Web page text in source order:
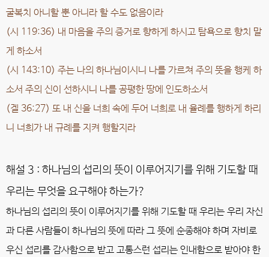
굴복치 아니할 뿐 아니라 할 수도 없음이라
(시 119:36) 내 마음을 주의 증거로 향하게 하시고 탐욕으로 향치 말
게 하소서
(시 143:10) 주는 나의 하나님이시니 나를 가르쳐 주의 뜻을 행케 하
소서 주의 신이 선하시니 나를 공평한 땅에 인도하소서
(겔 36:27) 또 내 신을 너희 속에 두어 너희로 내 율례를 행하게 하리
니 너희가 내 규례를 지켜 행할지라
해설 3 : 하나님의 섭리의 뜻이 이루어지기를 위해 기도할 때
우리는 무엇을 요구해야 하는가?
하나님의 섭리의 뜻이 이루어지기를 위해 기도할 때 우리는 우리 자신
과 다른 사람들이 하나님의 뜻에 따라 그 뜻에 순종해야 하며 자비로
우신 섭리를 감사함으로 받고 고통스런 섭리는 인내함으로 받아야 한